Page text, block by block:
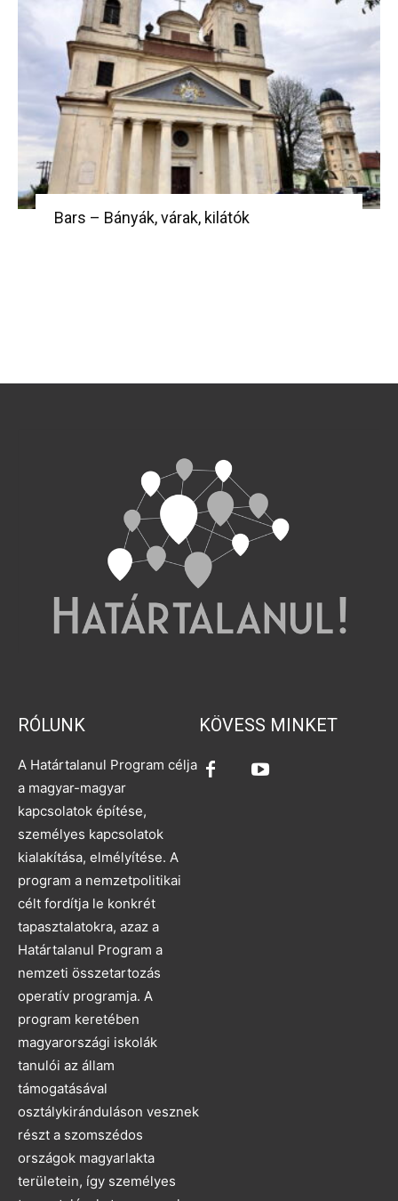
Bars – Bányák, várak, kilátók
RÓLUNK
A Határtalanul Program célja
a magyar-magyar
kapcsolatok építése,
személyes kapcsolatok
kialakítása, elmélyítése. A
program a nemzetpolitikai
célt fordítja le konkrét
tapasztalatokra, azaz a
Határtalanul Program a
nemzeti összetartozás
operatív programja. A
program keretében
magyarországi iskolák
tanulói az állam
támogatásával
osztálykiránduláson vesznek
részt a szomszédos
országok magyarlakta
területein, így személyes
KÖVESS MINKET